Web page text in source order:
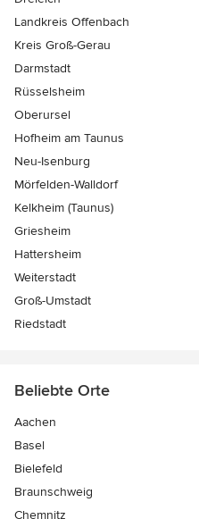
Landkreis Offenbach
Kreis Groß-Gerau
Darmstadt
Rüsselsheim
Oberursel
Hofheim am Taunus
Neu-Isenburg
Mörfelden-Walldorf
Kelkheim (Taunus)
Griesheim
Hattersheim
Weiterstadt
Groß-Umstadt
Riedstadt
Beliebte Orte
Aachen
Basel
Bielefeld
Braunschweig
Chemnitz